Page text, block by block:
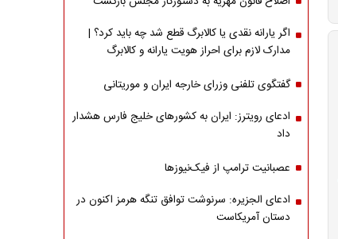
اگر یارانه نقدی یا کالابرگ قطع شد چه باید کرد؟ |
مدارک لازم برای احراز هویت یارانه و کالابرگ
گفتگوی تلفنی وزرای خارجه ایران و موریتانی
ادعای رویترز: ایران به کشورهای خلیج فارس هشدار
داد
عصبانیت ترامپ از فیک‌نیوزها
ادعای الجزیره: سرنوشت توافق تنگه هرمز اکنون در
دستان آمریکاست